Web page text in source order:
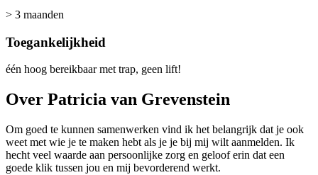
> 3 maanden
Toegankelijkheid
één hoog bereikbaar met trap, geen lift!
Over Patricia van Grevenstein
Om goed te kunnen samenwerken vind ik het belangrijk dat je ook
weet met wie je te maken hebt als je je bij mij wilt aanmelden. Ik
hecht veel waarde aan persoonlijke zorg en geloof erin dat een
goede klik tussen jou en mij bevorderend werkt.